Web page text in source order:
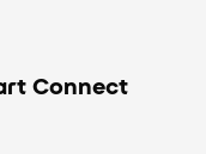
Connect